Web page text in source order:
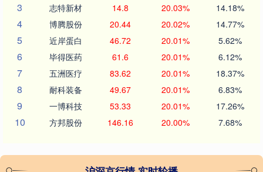
3 志特新材 14.8 20.03% 14.18%
4 博腾股份 20.44 20.02% 14.77%
5 近岸蛋白 46.72 20.01% 5.62%
6 毕得医药 61.6 20.01% 6.12%
7 五洲医疗 83.62 20.01% 18.37%
8 耐科装备 49.67 20.01% 6.83%
9 一博科技 53.33 20.01% 17.26%
10 方邦股份 146.16 20.00% 7.68%